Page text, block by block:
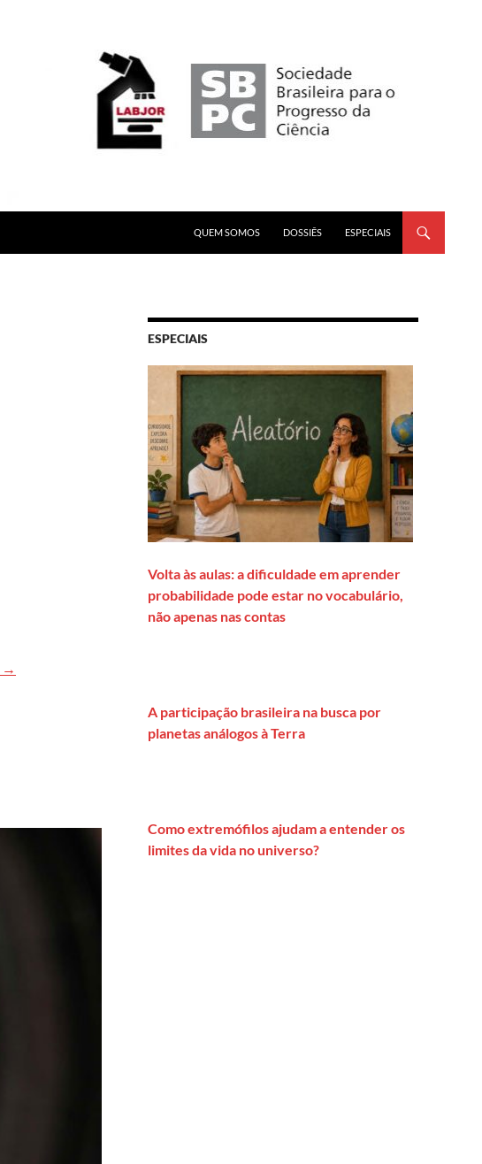
QUEM SOMOS
DOSSIÊS ESPECIAIS
Entre questionamentos e cortes, ciência se desenvolve no Brasil por meio de
→
ESPECIAIS
Volta às aulas: a dificuldade em aprender
probabilidade pode estar no vocabulário,
não apenas nas contas
A participação brasileira na busca por
planetas análogos à Terra
Como extremófilos ajudam a entender os
limites da vida no universo?